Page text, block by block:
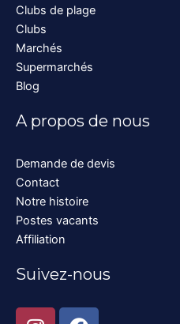
Clubs de plage
Clubs
Marchés
Supermarchés
Blog
A propos de nous
Demande de devis
Contact
Notre histoire
Postes vacants
Affiliation
Suivez-nous
I F